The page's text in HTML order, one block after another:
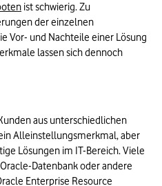
ist schwierig. Zu
der einzelnen
Vor- und Nachteile einer Lösung
lassen sich dennoch
aus unterschiedlichen
Alleinstellungsmerkmal, aber
Lösungen im IT-Bereich. Viele
Datenbank oder andere
Enterprise Resource